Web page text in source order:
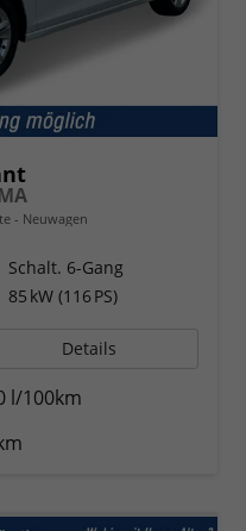
Neuwagen
Schalt. 6-Gang
85 kW (116 PS)
Details
l/100km